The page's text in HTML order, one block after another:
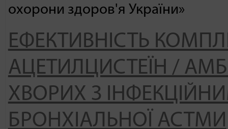
охорони здоров'я України»
ЕФЕКТИВНІСТЬ
АЦЕТИЛЦИСТЕЇН /
ХВОРИХ З
БРОНХІАЛЬНОЇ АСТМИ